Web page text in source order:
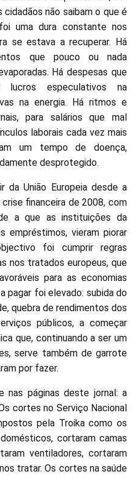
não saibam o que é
uma dura constante nos
se estava a recuperar. Há
que pouco ou nada
Há despesas que
lucros especulativos na
na energia. Há ritmos e
para salários que mal
laborais cada vez mais
um tempo de doença,
desprotegido.
da União Europeia desde a
financeira de 2008, com
a que as instituições da
empréstimos, vieram piorar
foi cumprir regras
nos tratados europeus, que
para as economias
pagar foi elevado: subida do
quebra de rendimentos dos
públicos, a começar
que, continuando a ser um
serve também de garrote
por fazer.
nas páginas deste jornal: a
cortes no Serviço Nacional
pela Troika como os
cortaram camas
ventiladores, cortaram
tratar. Os cortes na saúde